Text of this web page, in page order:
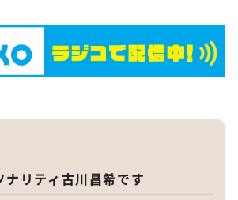
ナリティ古川昌希です